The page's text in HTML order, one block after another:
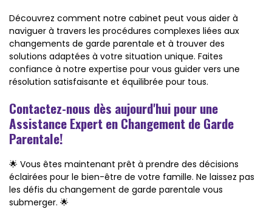
Découvrez comment notre cabinet peut vous aider à
naviguer à travers les procédures complexes liées aux
changements de garde parentale et à trouver des
solutions adaptées à votre situation unique. Faites
confiance à notre expertise pour vous guider vers une
résolution satisfaisante et équilibrée pour tous.
Contactez-nous dès aujourd'hui pour une
Assistance Expert en Changement de Garde
Parentale!
🌟 Vous êtes maintenant prêt à prendre des décisions
éclairées pour le bien-être de votre famille. Ne laissez pas
les défis du changement de garde parentale vous
submerger. 🌟